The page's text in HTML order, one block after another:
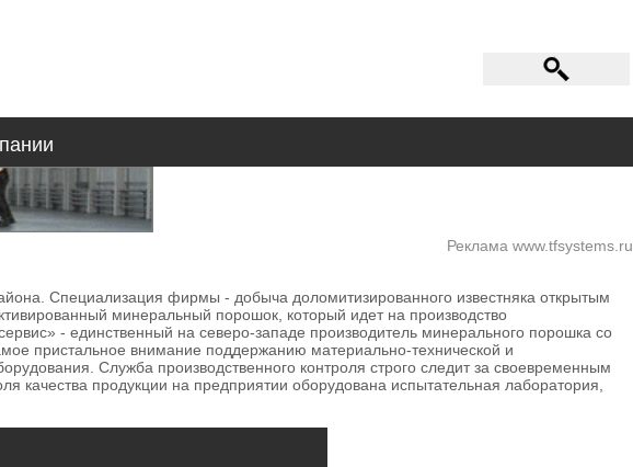
Реклама www.tfsystems.ru
Специализация фирмы - добыча доломитизированного известняка открытым
минеральный порошок, который идет на производство
- единственный на северо-западе производитель минерального порошка со
пристальное внимание поддержанию материально-технической и
Служба производственного контроля строго следит за своевременным
качества продукции на предприятии оборудована испытательная лаборатория,